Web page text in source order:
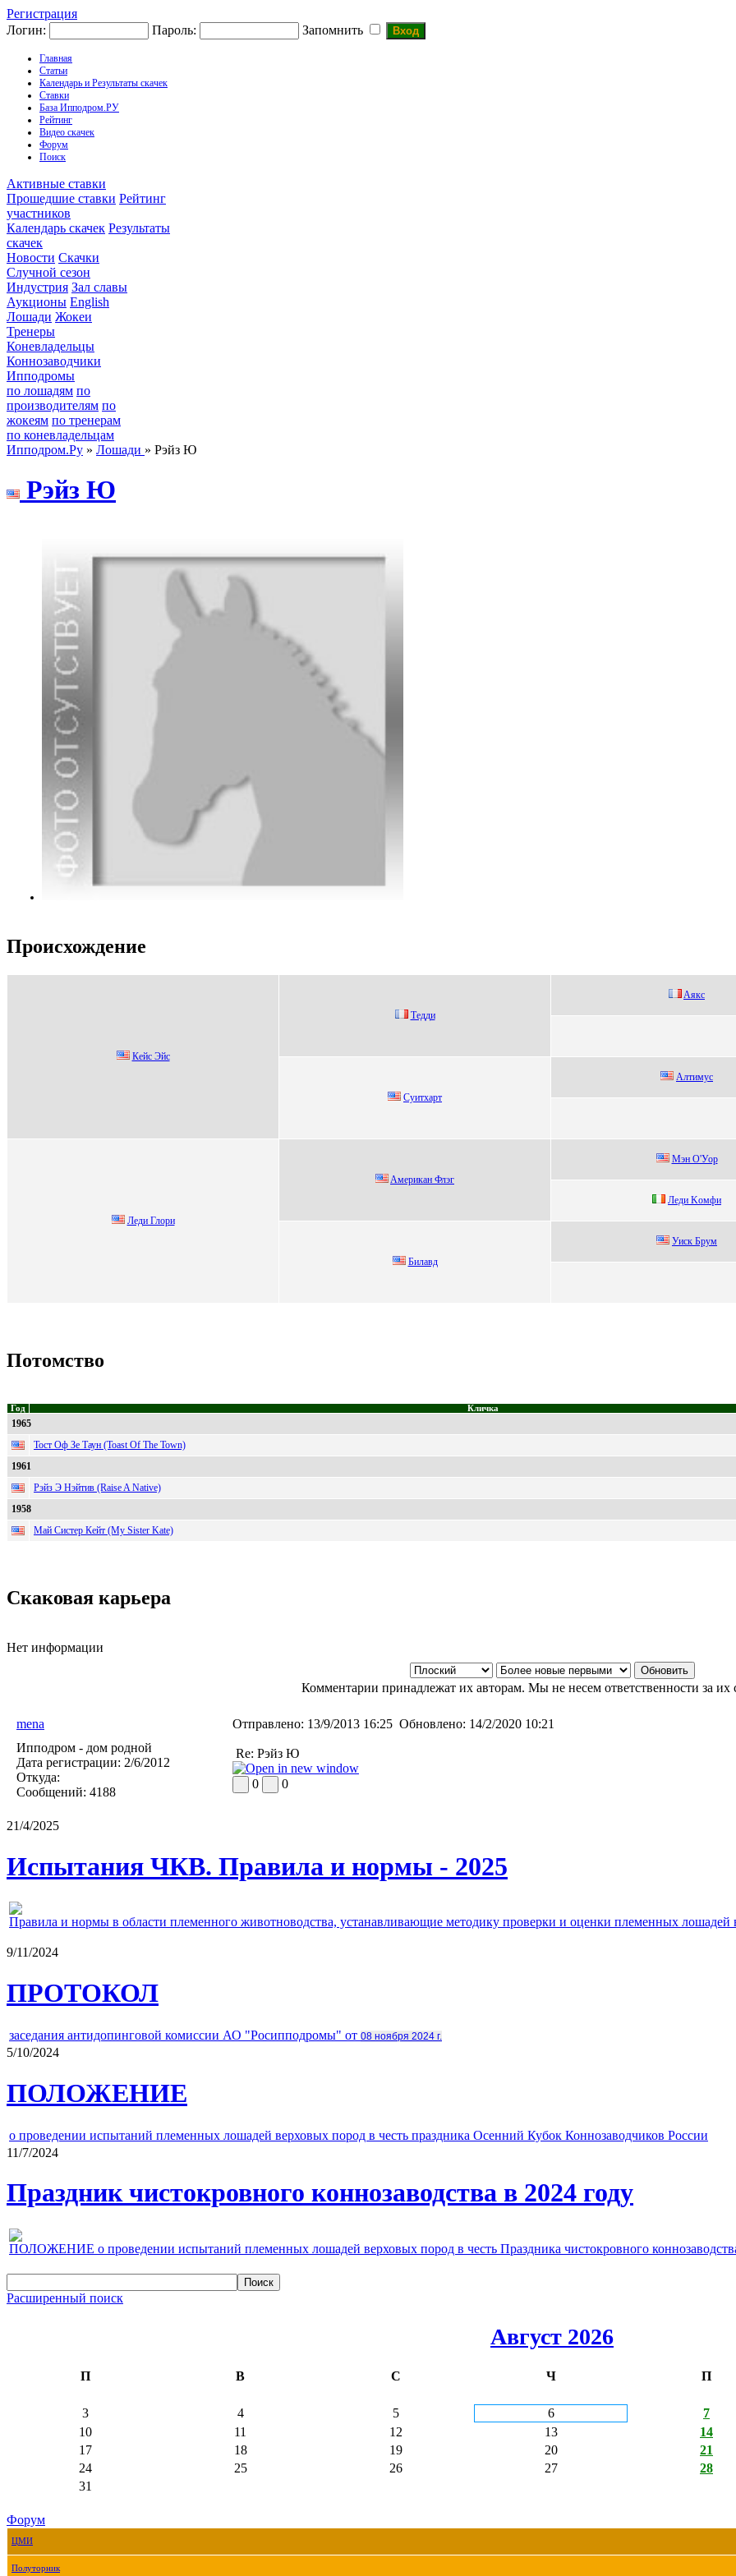
Регистрация
Логин:
Пароль: Запомнить
Главная
Статьи
Календарь и Результаты скачек
Ставки
База Ипподром.РУ
Рейтинг
Видео скачек
Форум
Поиск
Активные ставки
Прошедшие ставки Рейтинг
участников
Календарь скачек Результаты
скачек
Новости Скачки
Случной сезон
Индустрия Зал славы
Аукционы English
Лошади Жокеи
Тренеры
Коневладельцы
Коннозаводчики
Ипподромы
по лошадям по
производителям по
жокеям по тренерам
по коневладельцам
Ипподром.Ру » Лошади » Рэйз Ю
Pэйз Ю
Происхождение
Кeйc Эйc
Tедди
Aякс
Суитхарт
Алтимуc
Леди Глори
Aмeрикaн Флэг
Mэн O'Уор
Лeди Kомфи
Билавд
Уиск Бpум
Потомство
Год Кличка
1965
Тост Оф Зе Таун (Toast Of The Town)
1961
Рэйз Э Нэйтив (Raise A Native)
1958
Май Систер Кейт (My Sister Kate)
Скаковая карьера
Нет информации
Комментарии принадлежат их авторам. Мы не несем ответственности за их
mena Отправлено: 13/9/2013 16:25 Обновлено: 14/2/2020 10:21
Ипподром - дом родной
Дата регистрации: 2/6/2012
Откуда:
Сообщений: 4188
Re: Рэйз Ю
0 0
21/4/2025
Испытания ЧКВ. Правила и нормы - 2025
Правила и нормы в области племенного животноводства, устанавливающие методику проверки и оценки племенных
9/11/2024
ПРОТОКОЛ
заседания антидопинговой комиссии АО "Росипподромы" от 08 ноября 2024 г.
5/10/2024
ПОЛОЖЕНИЕ
о проведении испытаний племенных лошадей верховых пород в честь праздника Осенний Кубок Коннозаводчиков России
11/7/2024
Праздник чистокровного коннозаводства в 2024 году
ПОЛОЖЕНИЕ о проведении испытаний племенных лошадей верховых пород в честь Праздника чистокровного
Расширенный поиск
Август 2026
П В С Ч П
3
4 5 6 7
10
11 12 13 14
17
18 19 20 21
24
25 26 27 28
31
Форум
ЦМИ
Полуторник